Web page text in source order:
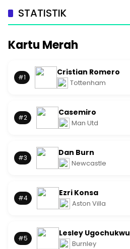
STATISTIK
Kartu Merah
#1
Cristian Romero
Tottenham
#2
Casemiro
Man Utd
#3
Dan Burn
Newcastle
#4
Ezri Konsa
Aston Villa
#5
Lesley Ugochukwu
Burnley